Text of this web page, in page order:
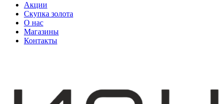
Акции
Скупка золота
О нас
Магазины
Контакты